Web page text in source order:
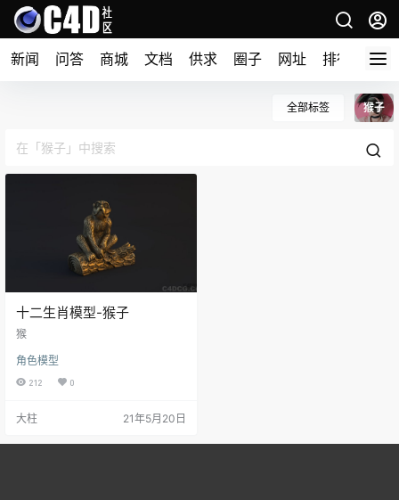
新闻 问答 商城 文档 供求 圈子 网址 排行榜
全部标签 猴子
十二生肖模型-猴子
猴
角色模型
212 0
大柱 21年5月20日